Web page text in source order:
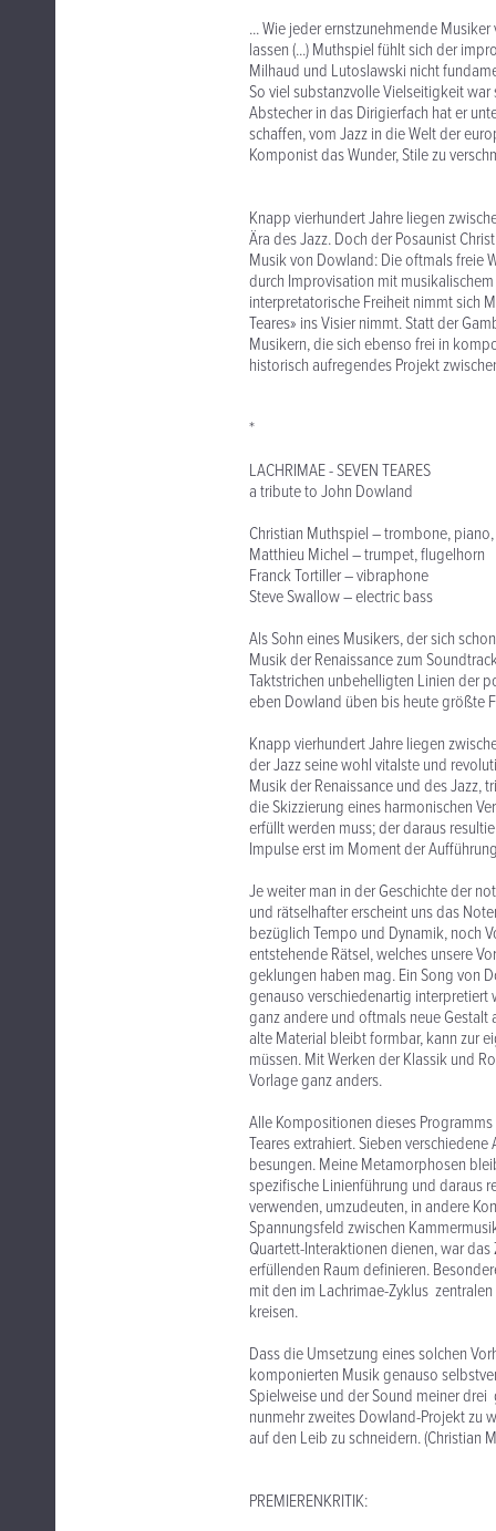
... Wie jeder ernstzunehmende
lassen (...) Muthspiel fühlt sich der
Milhaud und Lutoslawski nicht
So viel substanzvolle Vielseitigkeit
Abstecher in das Dirigierfach hat er
schaffen, vom Jazz in die Welt der
Komponist das Wunder, Stile zu
Knapp vierhundert Jahre liegen
Ära des Jazz. Doch der Posaunist
Musik von Dowland: Die oftmals freie
durch Improvisation mit
interpretatorische Freiheit nimmt sich
Teares» ins Visier nimmt. Statt der
Musikern, die sich ebenso frei in
historisch aufregendes Projekt
*
LACHRIMAE - SEVEN TEARES
a tribute to John Dowland
Christian Muthspiel – trombone,
Matthieu Michel – trumpet, flugelhorn
Franck Tortiller – vibraphone
Steve Swallow – electric bass
Als Sohn eines Musikers, der sich
Musik der Renaissance zum
Taktstrichen unbehelligten Linien der
eben Dowland üben bis heute größte
Knapp vierhundert Jahre liegen
der Jazz seine wohl vitalste und
Musik der Renaissance und des Jazz,
die Skizzierung eines harmonischen
erfüllt werden muss; der daraus
Impulse erst im Moment der
Je weiter man in der Geschichte der
und rätselhafter erscheint uns das
bezüglich Tempo und Dynamik, noch
entstehende Rätsel, welches unsere
geklungen haben mag. Ein Song von
genauso verschiedenartig interpretiert
ganz andere und oftmals neue Gestalt
alte Material bleibt formbar, kann zur
müssen. Mit Werken der Klassik und
Vorlage ganz anders.
Alle Kompositionen dieses
Teares extrahiert. Sieben
besungen. Meine Metamorphosen
spezifische Linienführung und daraus
verwenden, umzudeuten, in andere
Spannungsfeld zwischen
Quartett-Interaktionen dienen, war
erfüllenden Raum definieren.
mit den im Lachrimae-Zyklus
kreisen.
Dass die Umsetzung eines solchen
komponierten Musik genauso
Spielweise und der Sound meiner
nunmehr zweites Dowland-Projekt zu
auf den Leib zu schneidern. (Christian
PREMIERENKRITIK: